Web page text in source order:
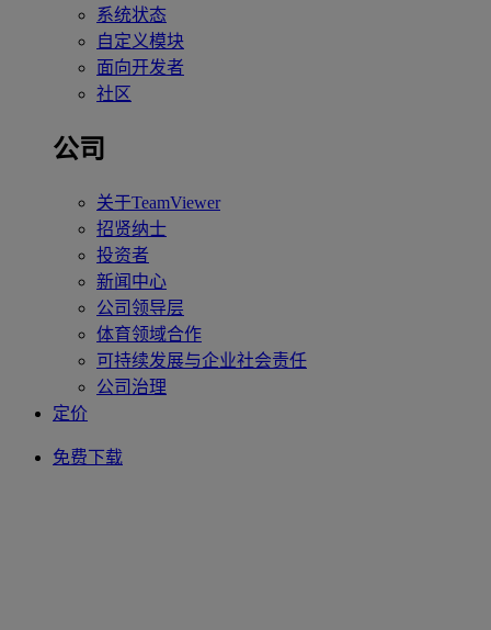
系统状态
自定义模块
面向开发者
社区
公司
关于TeamViewer
招贤纳士
投资者
新闻中心
公司领导层
体育领域合作
可持续发展与企业社会责任
公司治理
定价
免费下载